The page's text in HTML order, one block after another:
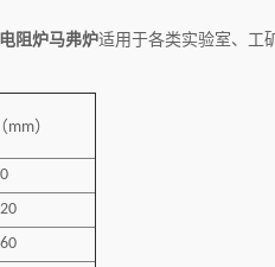
阻炉马弗炉适用于各类实验室、工
mm）